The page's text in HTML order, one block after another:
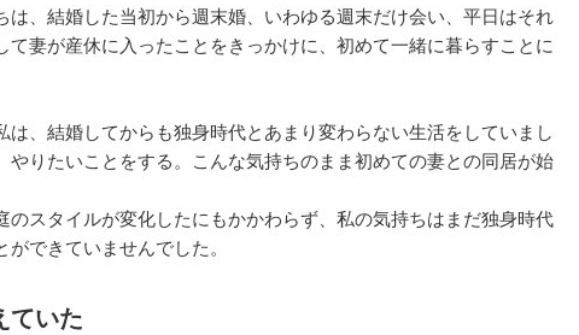
は、結婚した当初から週末婚、いわゆる週末だけ会い、平日はそれ
妻が産休に入ったことをきっかけに、初めて一緒に暮らすことに
、結婚してからも独身時代とあまり変わらない生活をしていまし
やりたいことをする。こんな気持ちのまま初めての妻との同居が始
スタイルが変化したにもかかわらず、私の気持ちはまだ独身時代
できていませんでした。
ていた